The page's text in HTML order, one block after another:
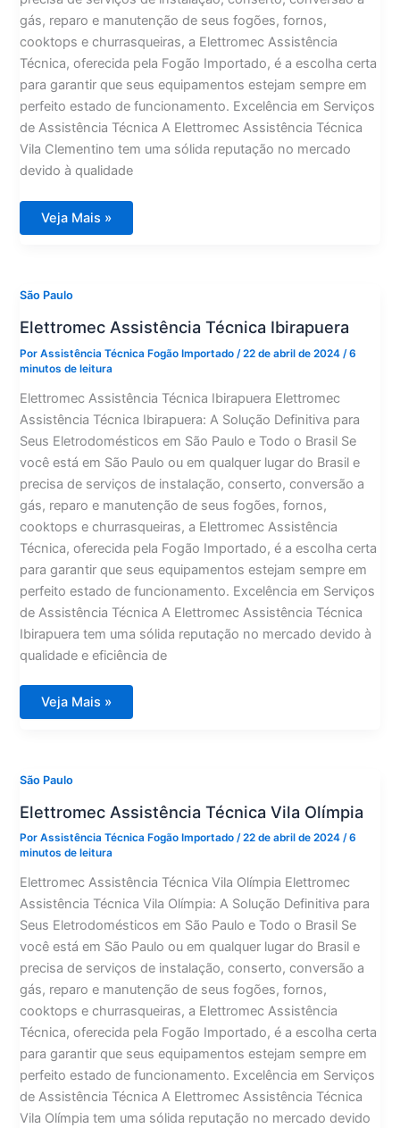
gás, reparo e manutenção de seus fogões, fornos,
cooktops e churrasqueiras, a Elettromec Assistência
Técnica, oferecida pela Fogão Importado, é a escolha certa
para garantir que seus equipamentos estejam sempre em
perfeito estado de funcionamento. Excelência em Serviços
de Assistência Técnica A Elettromec Assistência Técnica
Vila Clementino tem uma sólida reputação no mercado
devido à qualidade
Elettromec
Assistência
Veja Mais »
São Paulo
Elettromec Assistência Técnica Ibirapuera
PorAssistência Técnica Fogão Importado /22 de abril de 2024 /6
minutos de leitura
Elettromec Assistência Técnica Ibirapuera Elettromec
Assistência Técnica Ibirapuera: A Solução Definitiva para
Seus Eletrodomésticos em São Paulo e Todo o Brasil Se
você está em São Paulo ou em qualquer lugar do Brasil e
precisa de serviços de instalação, conserto, conversão a
gás, reparo e manutenção de seus fogões, fornos,
cooktops e churrasqueiras, a Elettromec Assistência
Técnica, oferecida pela Fogão Importado, é a escolha certa
para garantir que seus equipamentos estejam sempre em
perfeito estado de funcionamento. Excelência em Serviços
de Assistência Técnica A Elettromec Assistência Técnica
Ibirapuera tem uma sólida reputação no mercado devido à
qualidade e eficiência de
Elettromec
Assistência
Veja Mais »
São Paulo
Elettromec Assistência Técnica Vila Olímpia
PorAssistência Técnica Fogão Importado/22 de abril de 2024/6
minutos de leitura
Elettromec Assistência Técnica Vila Olímpia Elettromec
Assistência Técnica Vila Olímpia: A Solução Definitiva para
Seus Eletrodomésticos em São Paulo e Todo o Brasil Se
você está em São Paulo ou em qualquer lugar do Brasil e
precisa de serviços de instalação, conserto, conversão a
gás, reparo e manutenção de seus fogões, fornos,
cooktops e churrasqueiras, a Elettromec Assistência
Técnica, oferecida pela Fogão Importado, é a escolha certa
para garantir que seus equipamentos estejam sempre em
perfeito estado de funcionamento. Excelência em Serviços
de Assistência Técnica A Elettromec Assistência Técnica
Vila Olímpia tem uma sólida reputação no mercado devido